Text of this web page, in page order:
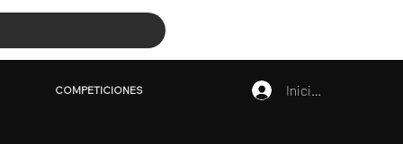
COMPETICIONES Iniciar sesión